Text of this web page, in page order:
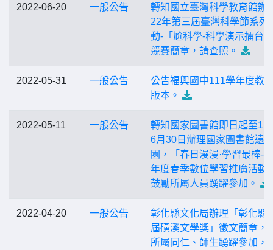
2022-06-20 一般公告
轉知國立臺灣科學教育館辦
22年第三屆臺灣科學節系列
動-「尬科學-科學演示擂台
競賽簡章，請查照。
2022-05-31 一般公告
公告福興國中111學年度教
版本。
2022-05-11 一般公告
轉知國家圖書館即日起至
6月30日辦理國家圖書館遠
園，「春日漫漫·學習最棒-
年度春季數位學習推廣活動
鼓勵所屬人員踴躍參加。
2022-04-20 一般公告
彰化縣文化局辦理「彰化縣
屆磺溪文學獎」徵文簡章，
所屬同仁、師生踴躍參加，